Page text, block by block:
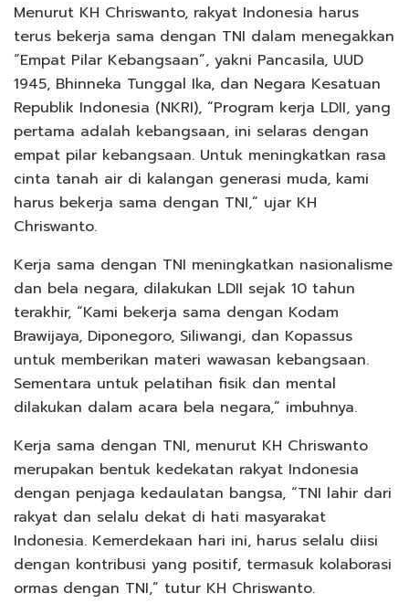
Menurut KH Chriswanto, rakyat Indonesia harus
terus bekerja sama dengan TNI dalam menegakkan
“Empat Pilar Kebangsaan”, yakni Pancasila, UUD
1945, Bhinneka Tunggal Ika, dan Negara Kesatuan
Republik Indonesia (NKRI), “Program kerja LDII, yang
pertama adalah kebangsaan, ini selaras dengan
empat pilar kebangsaan. Untuk meningkatkan rasa
cinta tanah air di kalangan generasi muda, kami
harus bekerja sama dengan TNI,” ujar KH
Chriswanto.
Kerja sama dengan TNI meningkatkan nasionalisme
dan bela negara, dilakukan LDII sejak 10 tahun
terakhir, “Kami bekerja sama dengan Kodam
Brawijaya, Diponegoro, Siliwangi, dan Kopassus
untuk memberikan materi wawasan kebangsaan.
Sementara untuk pelatihan fisik dan mental
dilakukan dalam acara bela negara,” imbuhnya.
Kerja sama dengan TNI, menurut KH Chriswanto
merupakan bentuk kedekatan rakyat Indonesia
dengan penjaga kedaulatan bangsa, “TNI lahir dari
rakyat dan selalu dekat di hati masyarakat
Indonesia. Kemerdekaan hari ini, harus selalu diisi
dengan kontribusi yang positif, termasuk kolaborasi
ormas dengan TNI,” tutur KH Chriswanto.